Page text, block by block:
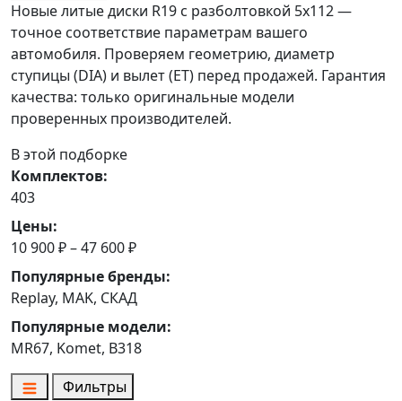
Новые литые диски R19 с разболтовкой 5x112 —
точное соответствие параметрам вашего
автомобиля. Проверяем геометрию, диаметр
ступицы (DIA) и вылет (ET) перед продажей. Гарантия
качества: только оригинальные модели
проверенных производителей.
В этой подборке
Комплектов:
403
Цены:
10 900 ₽ – 47 600 ₽
Популярные бренды:
Replay, MAK, СКАД
Популярные модели:
MR67, Komet, B318
Фильтры